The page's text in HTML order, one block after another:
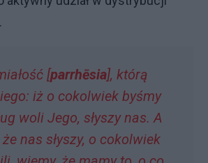
[parrhēsia], którą
iż o cokolwiek byśmy
woli Jego, słyszy nas. A
nas słyszy, o cokolwiek